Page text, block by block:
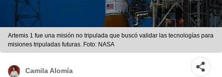
Artemis 1 fue una misión no tripulada que buscó validar las tecnologías para
misiones tripuladas futuras. Foto: NASA
Camila Alomía